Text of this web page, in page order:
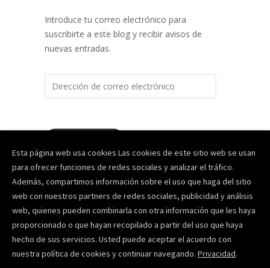
Introduce tu correo electrónico para
suscribirte a este blog y recibir avisos de
nuevas entradas.
c
i
ó
n
d
e
c
o
© Altertec 2020 - Política de Privacidad -Aviso Legal -Canal de
Esta página web usa cookies Las cookies de este sitio web se usan
para ofrecer funciones de redes sociales y analizar el tráfico.
Además, compartimos información sobre el uso que haga del sitio
web con nuestros partners de redes sociales, publicidad y análisis
web, quienes pueden combinarla con otra información que les haya
proporcionado o que hayan recopilado a partir del uso que haya
hecho de sus servicios. Usted puede aceptar el acuerdo con
nuestra política de cookies y continuar navegando. Privacidad.